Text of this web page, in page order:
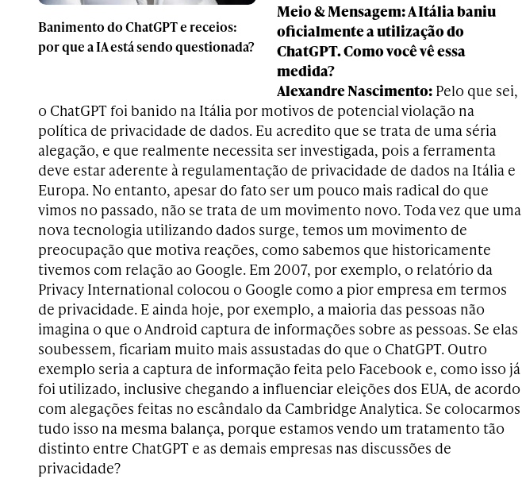
Banimento do ChatGPT e receios:
por que a IA está sendo questionada?
Meio & Mensagem: A Itália baniu
oficialmente a utilização do
ChatGPT. Como você vê essa
medida?
Alexandre Nascimento: Pelo que sei,
o ChatGPT foi banido na Itália por motivos de potencial violação na
política de privacidade de dados. Eu acredito que se trata de uma séria
alegação, e que realmente necessita ser investigada, pois a ferramenta
deve estar aderente à regulamentação de privacidade de dados na Itália e
Europa. No entanto, apesar do fato ser um pouco mais radical do que
vimos no passado, não se trata de um movimento novo. Toda vez que uma
nova tecnologia utilizando dados surge, temos um movimento de
preocupação que motiva reações, como sabemos que historicamente
tivemos com relação ao Google. Em 2007, por exemplo, o relatório da
Privacy International colocou o Google como a pior empresa em termos
de privacidade. E ainda hoje, por exemplo, a maioria das pessoas não
imagina o que o Android captura de informações sobre as pessoas. Se elas
soubessem, ficariam muito mais assustadas do que o ChatGPT. Outro
exemplo seria a captura de informação feita pelo Facebook e, como isso já
foi utilizado, inclusive chegando a influenciar eleições dos EUA, de acordo
com alegações feitas no escândalo da Cambridge Analytica. Se colocarmos
tudo isso na mesma balança, porque estamos vendo um tratamento tão
distinto entre ChatGPT e as demais empresas nas discussões de
privacidade?